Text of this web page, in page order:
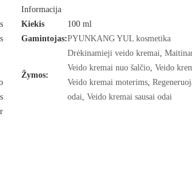
(VIP 3x)
Informacija
Kiekis
100 ml
Gamintojas:PYUNKANG YUL kosmetika
Žymos:
Drėkinamieji veido kremai,
Veido kremai nuo šalčio, Veido
Veido kremai moterims,
odai, Veido kremai sausai odai